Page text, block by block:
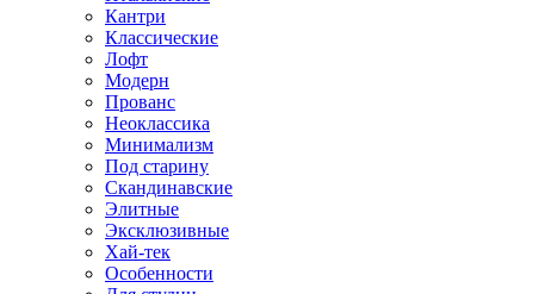
Кантри
Классические
Лофт
Модерн
Прованс
Неоклассика
Минимализм
Под старину
Скандинавские
Элитные
Эксклюзивные
Хай-тек
Особенности